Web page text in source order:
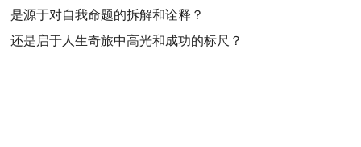
是源于对自我命题的拆解和诠释？
还是启于人生奇旅中高光和成功的标尺？